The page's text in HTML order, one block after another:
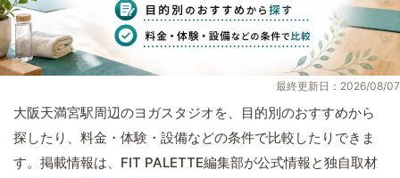
最終更新日：2026/08/07
大阪天満宮駅周辺のヨガスタジオを、目的別のおすすめから
探したり、料金・体験・設備などの条件で比較したりできま
す。掲載情報は、FIT PALETTE編集部が公式情報と独自取材